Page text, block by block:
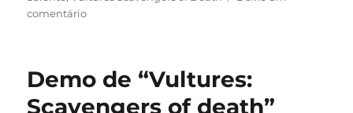
comentárioem
‘Vultures:
Demo de “Vultures:
Scavengers of death”